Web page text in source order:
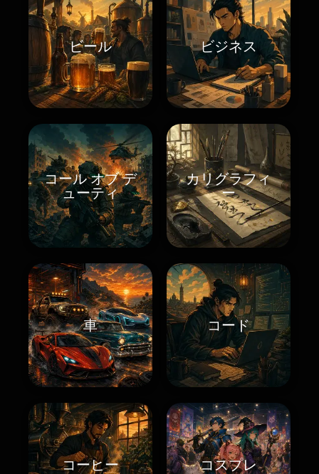
ビール ビジネス
コール オブ デ
ューティ
カリグラフィ
ー
車 コード
コーヒー コスプレ